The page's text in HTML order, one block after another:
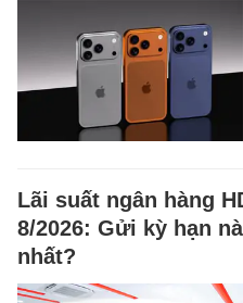
Lãi suất ngân hàng
8/2026: Gửi kỳ hạn
nhất?